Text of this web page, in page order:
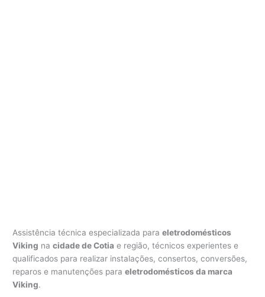
Assistência técnica especializada paraeletrodomésticos
Viking nacidade de Cotia e região, técnicos experientes e
qualificados para realizar instalações, consertos, conversões,
reparos e manutenções paraeletrodomésticos da marca
Viking.